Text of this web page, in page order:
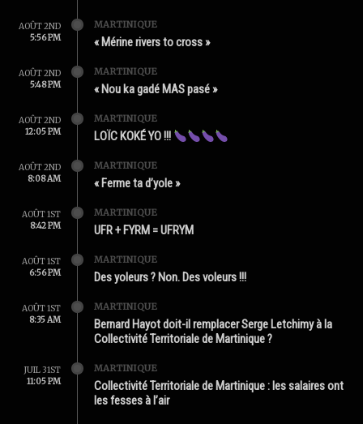
AOÛT 2ND
5:56 PM
MARTINIQUE
« Mérine rivers to cross »
AOÛT 2ND
5:48 PM
MARTINIQUE
« Nou ka gadé MAS pasé »
AOÛT 2ND
12:05 PM
MARTINIQUE
LOÏC KOKÉ YO !!!
AOÛT 2ND
8:08 AM
MARTINIQUE
« Ferme ta d’yole »
AOÛT 1ST
8:42 PM
MARTINIQUE
UFR + FYRM = UFRYM
AOÛT 1ST
6:56 PM
MARTINIQUE
Des yoleurs ? Non. Des voleurs !!!
AOÛT 1ST
8:35 AM
MARTINIQUE
Bernard Hayot doit-il remplacer Serge Letchimy à la
Collectivité Territoriale de Martinique ?
JUIL 31ST
11:05 PM
MARTINIQUE
Collectivité Territoriale de Martinique : les salaires ont
les fesses à l’air